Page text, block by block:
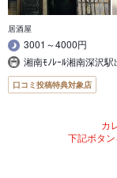
居酒屋
3001～4000円
湘南ﾓﾉﾚｰﾙ湘南深沢
口コミ投稿特典対象店
カ
下記ボタ